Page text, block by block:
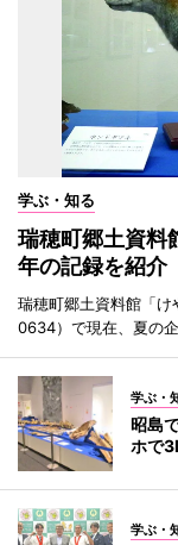
学ぶ・知る
瑞穂町郷土資
年の記録を紹介
瑞穂町郷土資料館「
0634）で現在、夏の
学ぶ・
昭島
ホで
学ぶ・